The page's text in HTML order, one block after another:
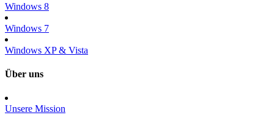
Windows 8
Windows 7
Windows XP & Vista
Über uns
Unsere Mission